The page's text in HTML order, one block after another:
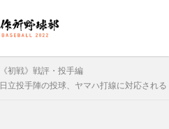
《初戦》戦評・投手編
日立投手陣の投球、ヤマハ打線に対応される
AMP PWA